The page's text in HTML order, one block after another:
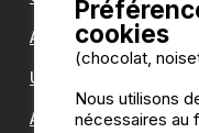
Antilope VAN
Une question ?
Annuaire des
cookies
(chocolat,
Nous utilisons
nécessaires au